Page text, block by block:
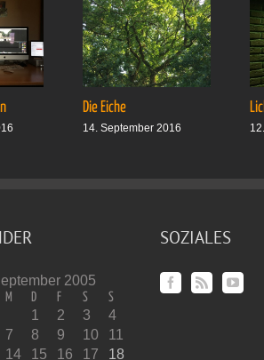
Die Eiche
14. September 2016
2005
M D F S S
1 2 3
4
7 8 9 10
11
14 15 16 17 18
SOZIALES